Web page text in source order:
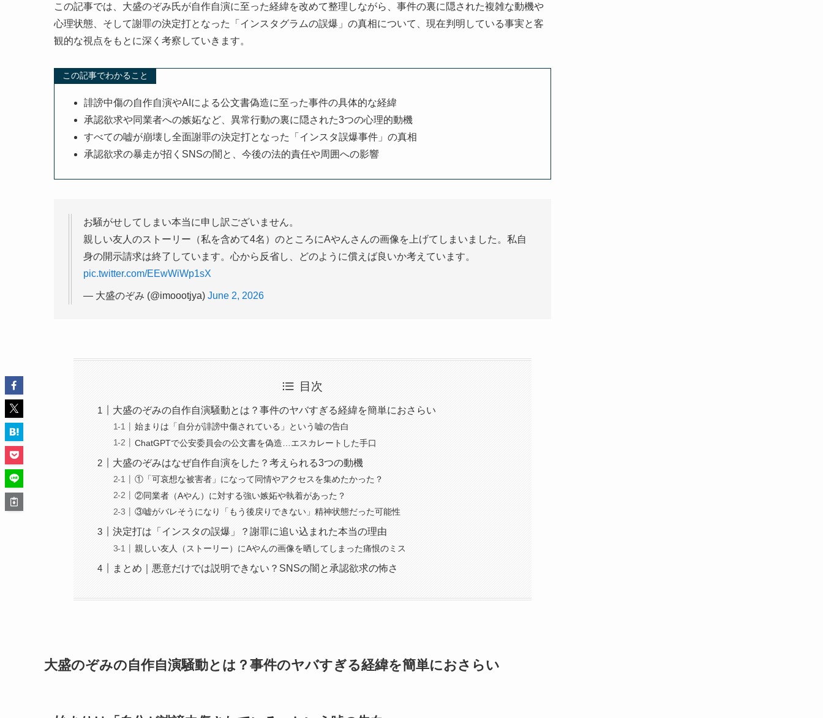
この記事では、大盛のぞみ氏が自作自演に至った経緯を改めて整理しながら、事件の裏に隠された複雑な動機や
心理状態、そして謝罪の決定打となった「インスタグラムの誤爆」の真相について、現在判明している事実と客
観的な視点をもとに深く考察していきます。
この記事でわかること
誹謗中傷の自作自演やAIによる公文書偽造に至った事件の具体的な経緯
承認欲求や同業者への嫉妬など、異常行動の裏に隠された3つの心理的動機
すべての嘘が崩壊し全面謝罪の決定打となった「インスタ誤爆事件」の真相
承認欲求の暴走が招くSNSの闇と、今後の法的責任や周囲への影響
お騒がせしてしまい本当に申し訳ございません。
親しい友人のストーリー（私を含めて4名）のところにAやんさんの画像を上げてしまいました。私自
身の開示請求は終了しています。心から反省し、どのように償えば良いか考えています。
pic.twitter.com/EEwWiWp1sX
— 大盛のぞみ (@imoootjya) June 2, 2026
目次
大盛のぞみの自作自演騒動とは？事件のヤバすぎる経緯を簡単におさらい
始まりは「自分が誹謗中傷されている」という嘘の告白
ChatGPTで公安委員会の公文書を偽造…エスカレートした手口
大盛のぞみはなぜ自作自演をした？考えられる3つの動機
①「可哀想な被害者」になって同情やアクセスを集めたかった？
②同業者（Aやん）に対する強い嫉妬や執着があった？
③嘘がバレそうになり「もう後戻りできない」精神状態だった可能性
決定打は「インスタの誤爆」？謝罪に追い込まれた本当の理由
親しい友人（ストーリー）にAやんの画像を晒してしまった痛恨のミス
まとめ｜悪意だけでは説明できない？SNSの闇と承認欲求の怖さ
大盛のぞみの自作自演騒動とは？事件のヤバすぎる経緯を簡単におさらい